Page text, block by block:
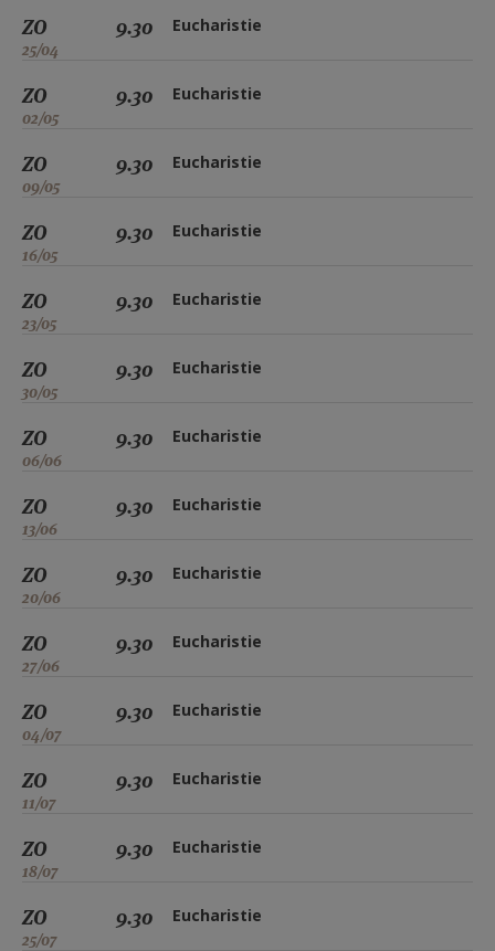
ZO
25/04
9.30 Eucharistie
ZO
02/05
9.30 Eucharistie
ZO
09/05
9.30 Eucharistie
ZO
16/05
9.30 Eucharistie
ZO
23/05
9.30 Eucharistie
ZO
30/05
9.30 Eucharistie
ZO
06/06
9.30 Eucharistie
ZO
13/06
9.30 Eucharistie
ZO
20/06
9.30 Eucharistie
ZO
27/06
9.30 Eucharistie
ZO
04/07
9.30 Eucharistie
ZO
11/07
9.30 Eucharistie
ZO
18/07
9.30 Eucharistie
ZO
25/07
9.30 Eucharistie